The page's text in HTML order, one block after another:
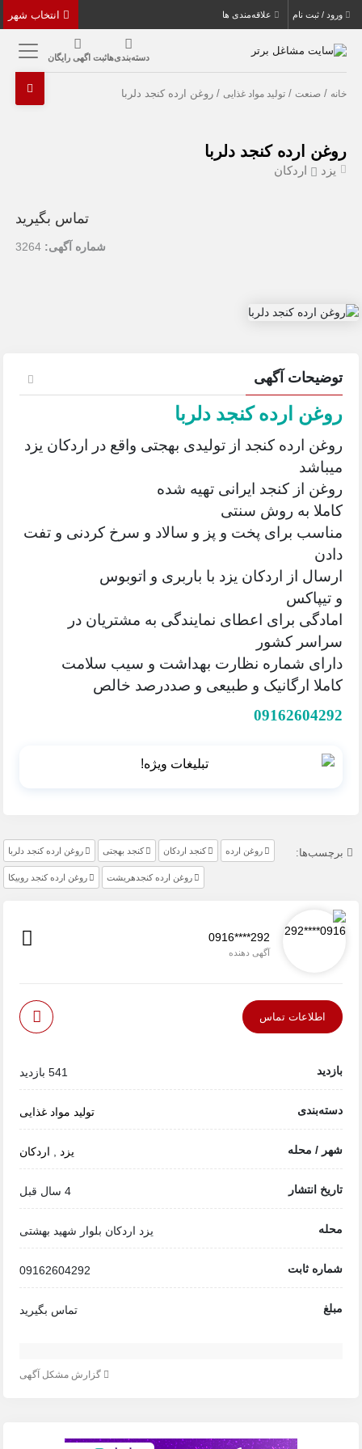
ورود / ثبت نام علاقه‌مندی ها
دسته‌بندی‌هاثبت اگهی رایگان
خانه /صنعت /تولید مواد غذایی / روغن ارده کنجد دلربا
روغن ارده کنجد دلربا
یزد اردکان
تماس بگیرید
شماره آگهی: 3264
توضیحات آگهی
روغن ارده کنجد دلربا
روغن ارده کنجد از تولیدی بهجتی واقع در اردکان یزد
میباشد
روغن از کنجد ایرانی تهیه شده
کاملا به روش سنتی
مناسب برای پخت و پز و سالاد و سرخ کردنی و تفت
دادن
ارسال از اردکان یزد با باربری و اتوبوس
و تیپاکس
امادگی برای اعطای نمایندگی به مشتریان در
سراسر کشور
دارای شماره نظارت بهداشت و سیب سلامت
کاملا ارگانیک و طبیعی و صددرصد خالص
09162604292
برچسب‌ها: روغن ارده کنجد اردکان کنجد بهجتی روغن ارده کنجد دلربا
روغن ارده کنجدهریشت روغن ارده کنجد روبیکا
0916****292
آگهی دهنده
اطلاعات تماس
بازدید 541 بازدید
دسته‌بندی تولید مواد غذایی
شهر / محله یزد اردکان
تاریخ انتشار 4 سال قبل
محله یزد اردکان بلوار شهید بهشتی
شماره ثابت 09162604292
مبلغ تماس بگیرید
گزارش مشکل آگهی